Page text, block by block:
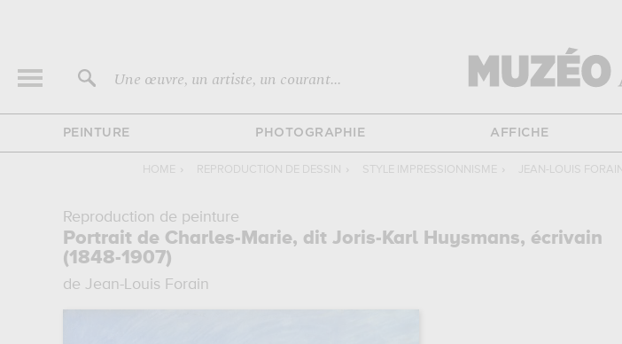
Une œuvre, un artiste, un courant...
PEINTURE PHOTOGRAPHIE AFFICHE
HOME › REPRODUCTION DE DESSIN › STYLE IMPRESSIONNISME › JEAN-LOUIS FORAIN
Reproduction de peinture
Portrait de Charles-Marie, dit Joris-Karl Huysmans, écrivain
(1848-1907)
de Jean-Louis Forain